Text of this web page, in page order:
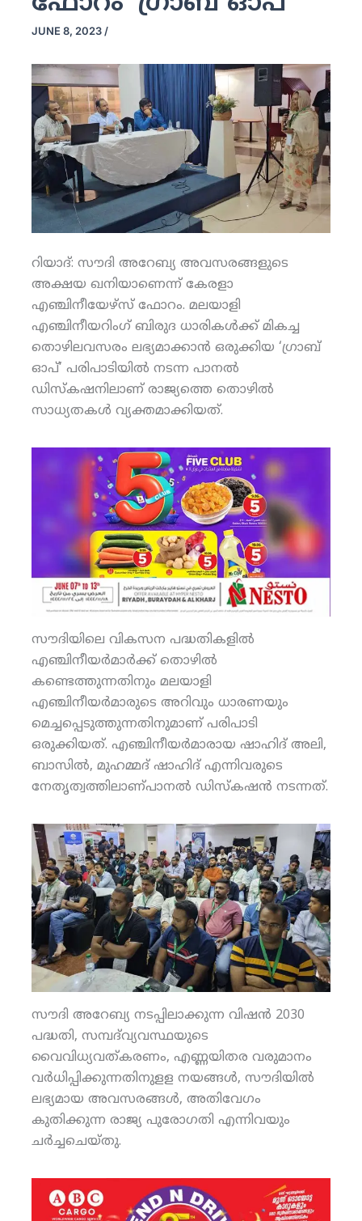
JUNE 8, 2023 /
റിയാദ്: സൗദി അറേബ്യ അവസരങ്ങളുടെ
അക്ഷയ ഖനിയാണെന്ന് കേരളാ
എഞ്ചിനീയേഴ്‌സ് ഫോറം. മലയാളി
എഞ്ചിനീയറിംഗ് ബിരുദ ധാരികള്‍ക്ക് മികച്ച
തൊഴിലവസരം ലഭ്യമാക്കാന്‍ ഒരുക്കിയ ‘ഗ്രാബ്
ഓപ്’ പരിപാടിയില്‍ നടന്ന പാനല്‍
ഡിസ്‌കഷനിലാണ് രാജ്യത്തെ തൊഴില്‍
സാധ്യതകള്‍ വ്യക്തമാക്കിയത്.
സൗദിയിലെ വികസന പദ്ധതികളില്‍
എഞ്ചിനീയര്‍മാര്‍ക്ക് തൊഴില്‍
കണ്ടെത്തുന്നതിനും മലയാളി
എഞ്ചിനീയര്‍മാരുടെ അറിവും ധാരണയും
മെച്ചപ്പെടുത്തുന്നതിനുമാണ് പരിപാടി
ഒരുക്കിയത്. എഞ്ചിനീയര്‍മാരായ ഷാഹിദ് അലി,
ബാസില്‍, മുഹമ്മദ് ഷാഹിദ് എന്നിവരുടെ
നേതൃത്വത്തിലാണ്പാനല്‍ ഡിസ്‌കഷന്‍ നടന്നത്.
സൗദി അറേബ്യ നടപ്പിലാക്കുന്ന വിഷന്‍ 2030
പദ്ധതി, സമ്പദ്‌വ്യവസ്ഥയുടെ
വൈവിധ്യവത്കരണം, എണ്ണയിതര വരുമാനം
വര്‍ധിപ്പിക്കുന്നതിനുളള നയങ്ങള്‍, സൗദിയില്‍
ലഭ്യമായ അവസരങ്ങള്‍, അതിവേഗം
കുതിക്കുന്ന രാജ്യ പുരോഗതി എന്നിവയും
ചര്‍ച്ചചെയ്തു.